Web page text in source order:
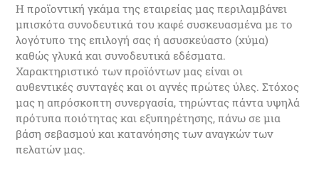
Η προϊοντική γκάμα της εταιρείας μας περιλαμβάνει
μπισκότα συνοδευτικά του καφέ συσκευασμένα με το
λογότυπο της επιλογή σας ή ασυσκεύαστο (χύμα)
καθώς γλυκά και συνοδευτικά εδέσματα.
Χαρακτηριστικό των προϊόντων μας είναι οι
αυθεντικές συνταγές και οι αγνές πρώτες ύλες. Στόχος
μας η απρόσκοπτη συνεργασία, τηρώντας πάντα υψηλά
πρότυπα ποιότητας και εξυπηρέτησης, πάνω σε μια
βάση σεβασμού και κατανόησης των αναγκών των
πελατών μας.